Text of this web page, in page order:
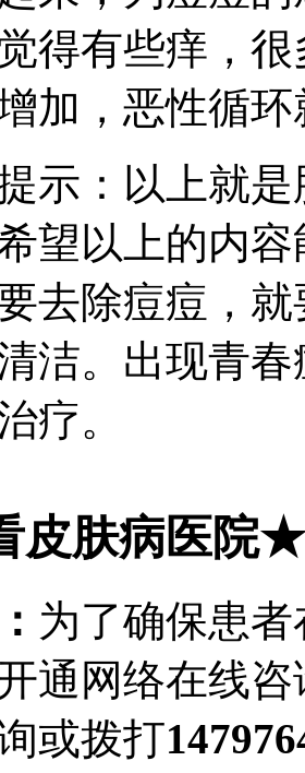
得有些痒，
加，恶性循
：以上就是
望以上的内
去除痘痘，
洁。出现青
疗。
皮肤病医院★
为了确保患
通网络在线
或拨打